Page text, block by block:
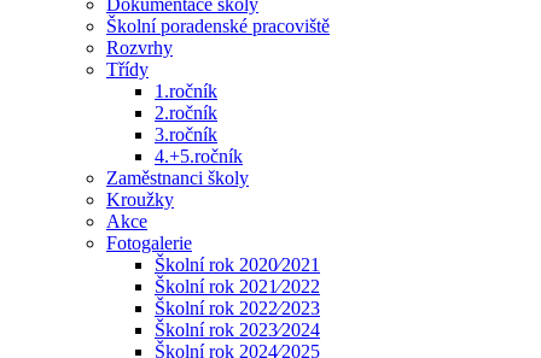
Dokumentace školy
Školní poradenské pracoviště
Rozvrhy
Třídy
1.ročník
2.ročník
3.ročník
4.+5.ročník
Zaměstnanci školy
Kroužky
Akce
Fotogalerie
Školní rok 2020⁄2021
Školní rok 2021⁄2022
Školní rok 2022⁄2023
Školní rok 2023⁄2024
Školní rok 2024⁄2025